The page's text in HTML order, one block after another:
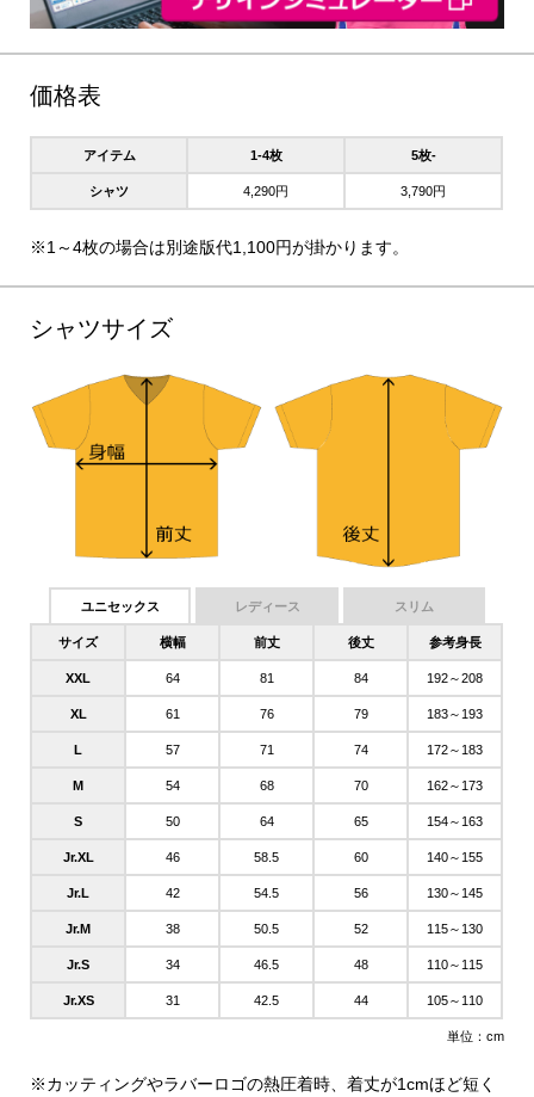
価格表
アイテム 1-4枚 5枚-
シャツ 4,290円 3,790円
※1～4枚の場合は別途版代1,100円が掛かります。
シャツサイズ
ユニセックス レディース スリム
サイズ 横幅 前丈 後丈 参考身長
XXL 64 81 84 192～208
XL 61 76 79 183～193
L 57 71 74 172～183
M 54 68 70 162～173
S 50 64 65 154～163
Jr.XL 46 58.5 60 140～155
Jr.L 42 54.5 56 130～145
Jr.M 38 50.5 52 115～130
Jr.S 34 46.5 48 110～115
Jr.XS 31 42.5 44 105～110
単位：cm
※カッティングやラバーロゴの熱圧着時、着丈が1cmほど短く